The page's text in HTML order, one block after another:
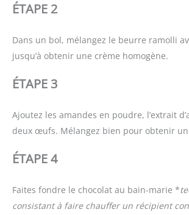
ÉTAPE 2
Dans un bol, mélangez le beurre ramolli
jusqu’à obtenir une crème homogène.
ÉTAPE 3
Ajoutez les amandes en poudre, l’extrait
deux œufs. Mélangez bien pour obtenir
ÉTAPE 4
Faites fondre le chocolat au bain-marie *
consistant à faire chauffer un récipient